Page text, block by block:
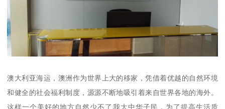
澳大利亚海运，澳洲作为世界上大的移家，凭借着优越的自然环境
和健全的社会福利制度，源源不断地吸引着来自世界各地的海外。
这样一个美好的地方自然少不了我大中华子民，为了提高生活质